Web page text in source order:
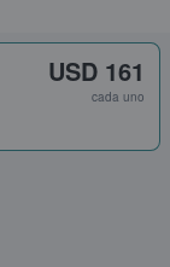
USD 161
cada uno